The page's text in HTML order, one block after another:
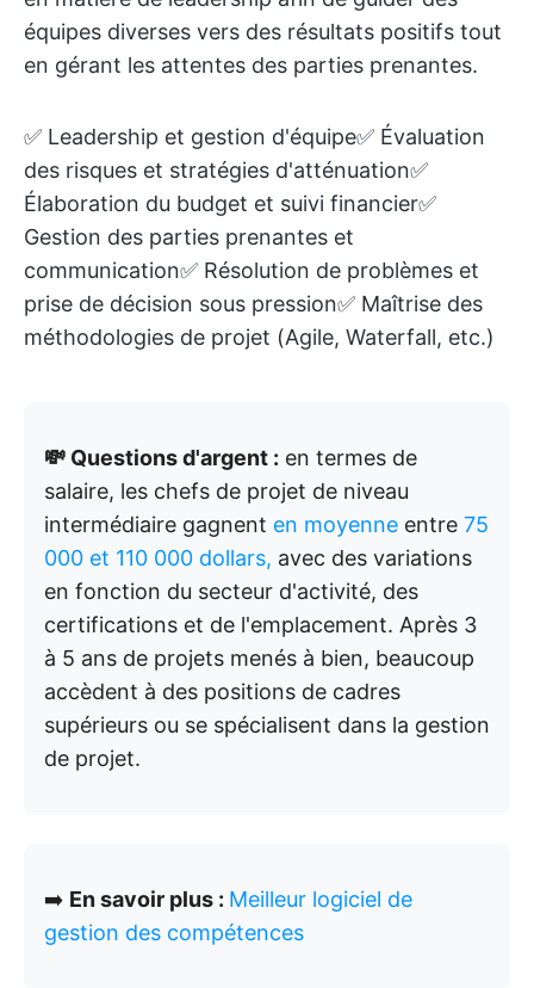
équipes diverses vers des résultats positifs tout
en gérant les attentes des parties prenantes.
✅ Leadership et gestion d'équipe✅ Évaluation
des risques et stratégies d'atténuation✅
Élaboration du budget et suivi financier✅
Gestion des parties prenantes et
communication✅ Résolution de problèmes et
prise de décision sous pression✅ Maîtrise des
méthodologies de projet (Agile, Waterfall, etc.)
💸 Questions d'argent : en termes de
salaire, les chefs de projet de niveau
intermédiaire gagnent en moyenne entre 75
000 et 110 000 dollars, avec des variations
en fonction du secteur d'activité, des
certifications et de l'emplacement. Après 3
à 5 ans de projets menés à bien, beaucoup
accèdent à des positions de cadres
supérieurs ou se spécialisent dans la gestion
de projet.
➡️ En savoir plus : Meilleur logiciel de
gestion des compétences